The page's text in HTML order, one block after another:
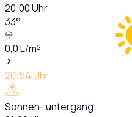
20:00Uhr
33°
0,0L/m²
20:54Uhr
Sonnen- untergang